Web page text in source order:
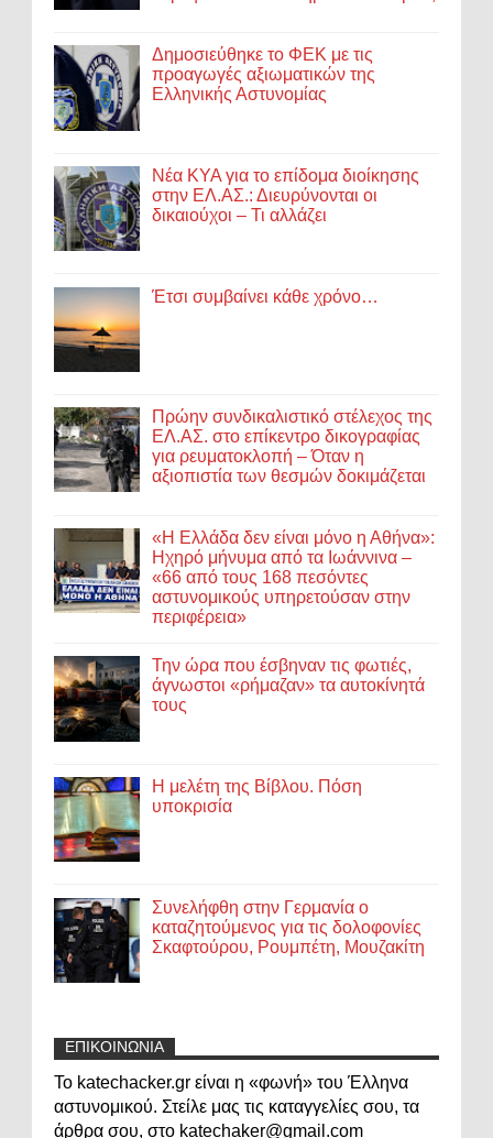
Δημοσιεύθηκε το ΦΕΚ με τις
προαγωγές αξιωματικών της
Ελληνικής Αστυνομίας
Νέα ΚΥΑ για το επίδομα διοίκησης
στην ΕΛ.ΑΣ.: Διευρύνονται οι
δικαιούχοι – Τι αλλάζει
Έτσι συμβαίνει κάθε χρόνο…
Πρώην συνδικαλιστικό στέλεχος της
ΕΛ.ΑΣ. στο επίκεντρο δικογραφίας
για ρευματοκλοπή – Όταν η
αξιοπιστία των θεσμών δοκιμάζεται
«Η Ελλάδα δεν είναι μόνο η Αθήνα»:
Ηχηρό μήνυμα από τα Ιωάννινα –
«66 από τους 168 πεσόντες
αστυνομικούς υπηρετούσαν στην
περιφέρεια»
Την ώρα που έσβηναν τις φωτιές,
άγνωστοι «ρήμαζαν» τα αυτοκίνητά
τους
Η μελέτη της Βίβλου. Πόση
υποκρισία
Συνελήφθη στην Γερμανία ο
καταζητούμενος για τις δολοφονίες
Σκαφτούρου, Ρουμπέτη, Μουζακίτη
ΕΠΙΚΟΙΝΩΝΙΑ
Το katechacker.gr είναι η «φωνή» του Έλληνα
αστυνομικού. Στείλε μας τις καταγγελίες σου, τα
άρθρα σου, στο katechaker@gmail.com